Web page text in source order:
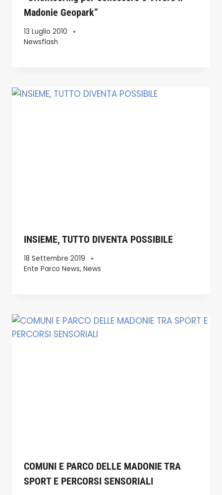
Madonie Geopark”
13 Luglio 2010
Newsflash
INSIEME, TUTTO DIVENTA POSSIBILE
18 Settembre 2019
Ente Parco News, News
COMUNI E PARCO DELLE MADONIE TRA
SPORT E PERCORSI SENSORIALI